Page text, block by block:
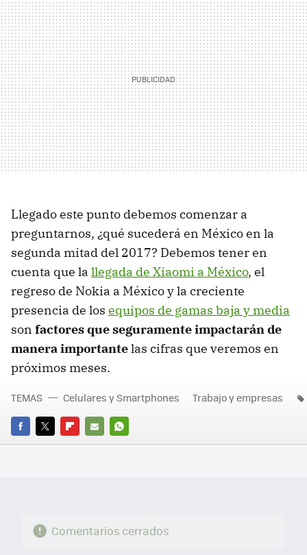
Llegado este punto debemos comenzar a
preguntarnos, ¿qué sucederá en México en la
segunda mitad del 2017? Debemos tener en
cuenta que la llegada de Xiaomi a México, el
regreso de Nokia a México y la creciente
presencia de los equipos de gamas baja y media
son factores que seguramente impactarán de
manera importantelas cifras que veremos en
próximos meses.
FACEBOOK
TWITTERFLIPBOARD
E-
WHATSAPP
TEMAS Celulares y Smartphones Trabajo y empresas
Comentarios cerrados